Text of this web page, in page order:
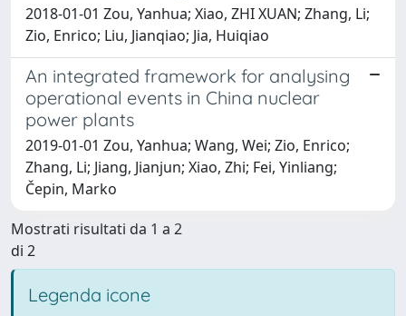
2018-01-01 Zou, Yanhua; Xiao, ZHI XUAN; Zhang, Li;
Zio, Enrico; Liu, Jianqiao; Jia, Huiqiao
An integrated framework for analysing
operational events in China nuclear
power plants
2019-01-01 Zou, Yanhua; Wang, Wei; Zio, Enrico;
Zhang, Li; Jiang, Jianjun; Xiao, Zhi; Fei, Yinliang;
Čepin, Marko
Mostrati risultati da 1 a 2
di 2
Legenda icone